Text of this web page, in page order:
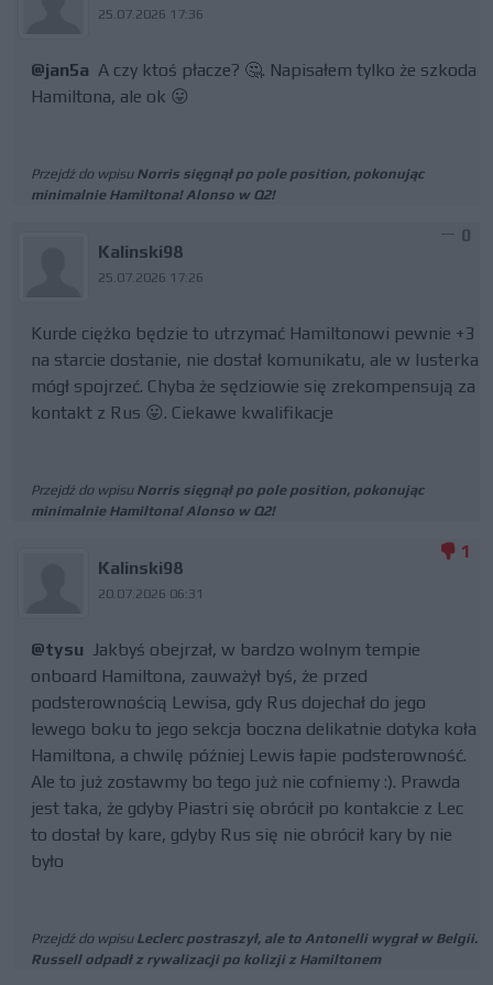
25.07.2026 17:36
@jan5a A czy ktoś płacze? 🤔. Napisałem tylko że szkoda
Hamiltona, ale ok 😛
Przejdź do wpisu Norris sięgnął po pole position, pokonując
minimalnie Hamiltona! Alonso w Q2!
Kalinski98
25.07.2026 17:26
0
Kurde ciężko będzie to utrzymać Hamiltonowi pewnie +3
na starcie dostanie, nie dostał komunikatu, ale w lusterka
mógł spojrzeć. Chyba że sędziowie się zrekompensują za
kontakt z Rus 😛. Ciekawe kwalifikacje
Przejdź do wpisu Norris sięgnął po pole position, pokonując
minimalnie Hamiltona! Alonso w Q2!
Kalinski98
20.07.2026 06:31
1
@tysu Jakbyś obejrzał, w bardzo wolnym tempie
onboard Hamiltona, zauważył byś, że przed
podsterownością Lewisa, gdy Rus dojechał do jego
lewego boku to jego sekcja boczna delikatnie dotyka koła
Hamiltona, a chwilę później Lewis łapie podsterowność.
Ale to już zostawmy bo tego już nie cofniemy :). Prawda
jest taka, że gdyby Piastri się obrócił po kontakcie z Lec
to dostał by kare, gdyby Rus się nie obrócił kary by nie
było
Przejdź do wpisu Leclerc postraszył, ale to Antonelli wygrał w Belgii.
Russell odpadł z rywalizacji po kolizji z Hamiltonem